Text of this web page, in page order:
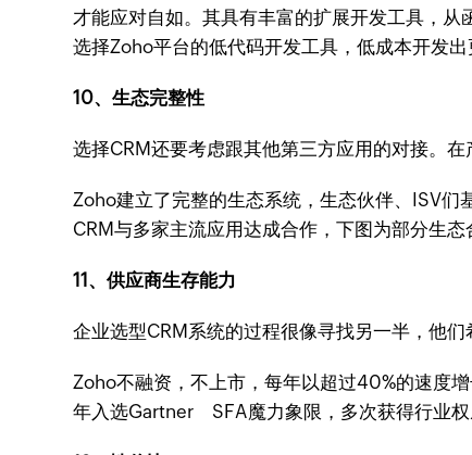
才能应对自如。其具有丰富的扩展开发工具，
选择Zoho平台的低代码开发工具，低成本开发出
10、生态完整性
选择CRM还要考虑跟其他第三方应用的对接。
Zoho建立了完整的生态系统，生态伙伴、ISV
CRM与多家主流应用达成合作，下图为部分生态
11、供应商生存能力
企业选型CRM系统的过程很像寻找另一半，他
Zoho不融资，不上市，每年以超过40%的速度
年入选Gartner SFA魔力象限，多次获得行业权